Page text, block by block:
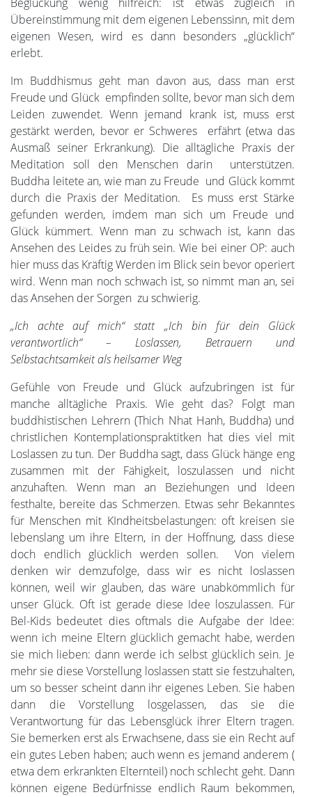
Übereinstimmung mit dem eigenen Lebenssinn, mit dem
eigenen Wesen, wird es dann besonders „glücklich“
erlebt.
Im Buddhismus geht man davon aus, dass man erst
Freude und Glück empfinden sollte, bevor man sich dem
Leiden zuwendet. Wenn jemand krank ist, muss erst
gestärkt werden, bevor er Schweres erfährt (etwa das
Ausmaß seiner Erkrankung). Die alltägliche Praxis der
Meditation soll den Menschen darin unterstützen.
Buddha leitete an, wie man zu Freude und Glück kommt
durch die Praxis der Meditation. Es muss erst Stärke
gefunden werden, imdem man sich um Freude und
Glück kümmert. Wenn man zu schwach ist, kann das
Ansehen des Leides zu früh sein. Wie bei einer OP: auch
hier muss das Kräftig Werden im Blick sein bevor operiert
wird. Wenn man noch schwach ist, so nimmt man an, sei
das Ansehen der Sorgen zu schwierig.
„Ich achte auf mich“ statt „Ich bin für dein Glück
verantwortlich“ – Loslassen, Betrauern und
Selbstachtsamkeit als heilsamer Weg
Gefühle von Freude und Glück aufzubringen ist für
manche alltägliche Praxis. Wie geht das? Folgt man
buddhistischen Lehrern (Thich Nhat Hanh, Buddha) und
christlichen Kontemplationspraktitken hat dies viel mit
Loslassen zu tun. Der Buddha sagt, dass Glück hänge eng
zusammen mit der Fähigkeit, loszulassen und nicht
anzuhaften. Wenn man an Beziehungen und Ideen
festhalte, bereite das Schmerzen. Etwas sehr Bekanntes
für Menschen mit KIndheitsbelastungen: oft kreisen sie
lebenslang um ihre Eltern, in der Hoffnung, dass diese
doch endlich glücklich werden sollen. Von vielem
denken wir demzufolge, dass wir es nicht loslassen
können, weil wir glauben, das wäre unabkömmlich für
unser Glück. Oft ist gerade diese Idee loszulassen. Für
Bel-Kids bedeutet dies oftmals die Aufgabe der Idee:
wenn ich meine Eltern glücklich gemacht habe, werden
sie mich lieben: dann werde ich selbst glücklich sein. Je
mehr sie diese Vorstellung loslassen statt sie festzuhalten,
um so besser scheint dann ihr eigenes Leben. Sie haben
dann die Vorstellung losgelassen, das sie die
Verantwortung für das Lebensglück ihrer Eltern tragen.
Sie bemerken erst als Erwachsene, dass sie ein Recht auf
ein gutes Leben haben; auch wenn es jemand anderem (
etwa dem erkrankten Elternteil) noch schlecht geht. Dann
können eigene Bedürfnisse endlich Raum bekommen,